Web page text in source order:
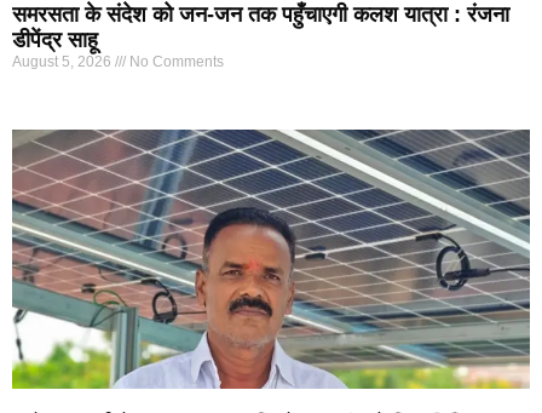
समरसता के संदेश को जन-जन तक पहुँचाएगी कलश यात्रा : रंजना
डीपेंद्र साहू
August 5, 2026 No Comments